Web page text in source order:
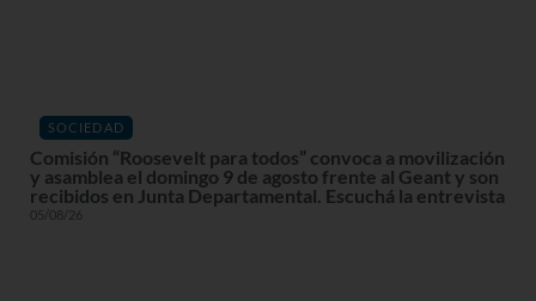
SOCIEDAD
Comisión “Roosevelt para todos” convoca a movilización
y asamblea el domingo 9 de agosto frente al Geant y son
recibidos en Junta Departamental. Escuchá la entrevista
05/08/26